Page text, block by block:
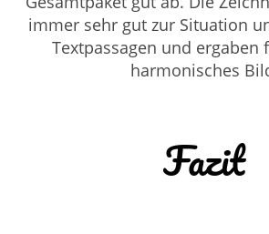
immer sehr gut zur Situation
Textpassagen und ergaben
harmonisches
Fazit